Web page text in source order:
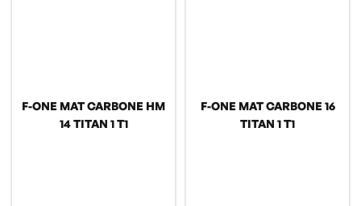
F-ONE MAT CARBONE HM
14 TITAN 1 T1
F-ONE MAT CARBONE 16
TITAN 1 T1